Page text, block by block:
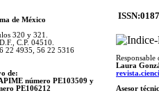
de México
320 y 321.
C.P. 04510.
22 4935, 56 22 5316
de:
número PE103509 y
PE106212
Responsable
Laura
Asesor